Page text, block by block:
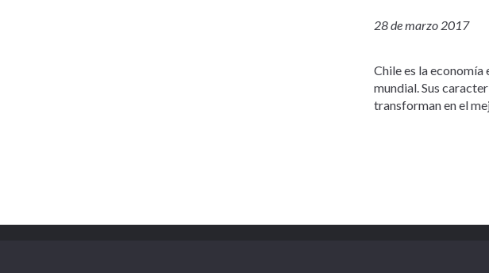
28 de marzo 2017
Chile es la economía
mundial. Sus
transforman en el